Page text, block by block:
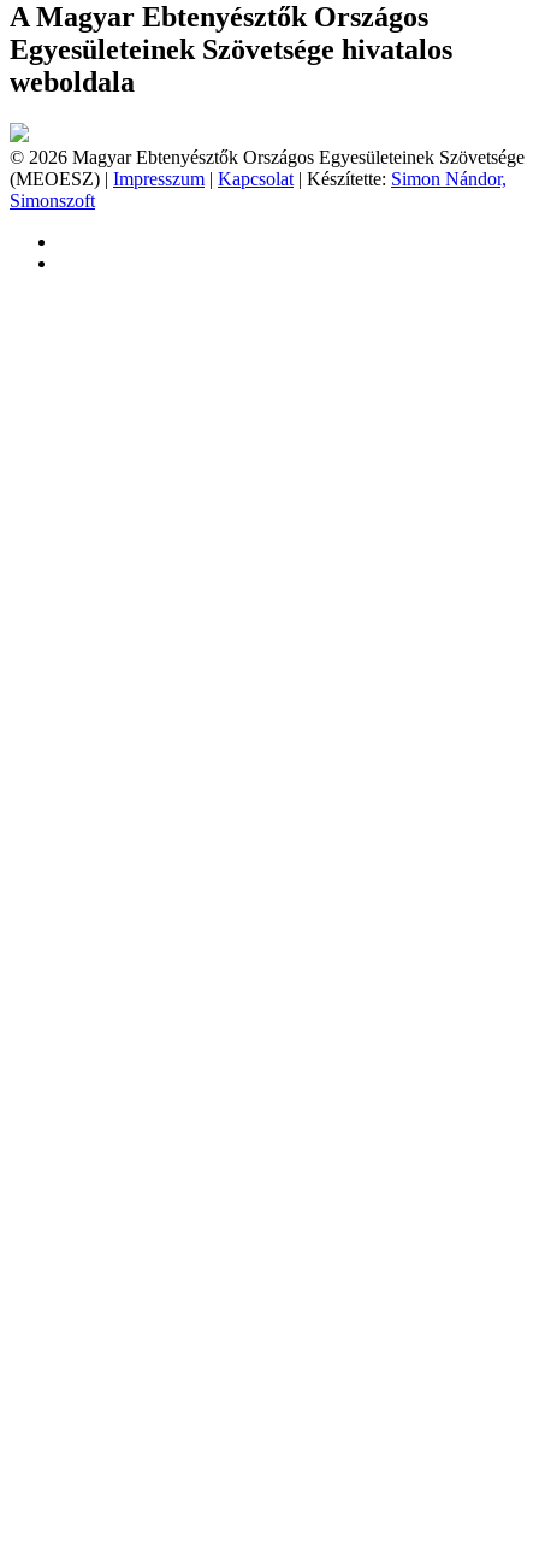
A Magyar Ebtenyésztők Országos
Egyesületeinek Szövetsége hivatalos
weboldala
© 2026 Magyar Ebtenyésztők Országos Egyesületeinek Szövetsége
(MEOESZ) | Impresszum | Kapcsolat | Készítette: Simon Nándor,
Simonszoft